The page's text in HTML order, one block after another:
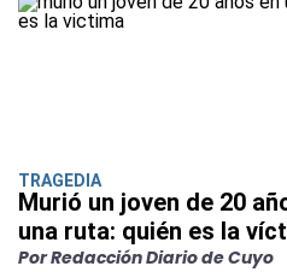
TRAGEDIA
Murió un joven de 20
una ruta: quién es la
Por Redacción Diario de Cuyo